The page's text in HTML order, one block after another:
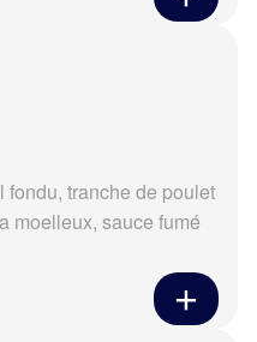
fondu, tranche de poulet
moelleux, sauce fumé